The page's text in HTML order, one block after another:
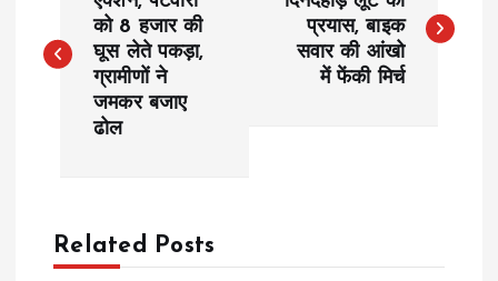
s
a
को 8 हजार की
घूस लेते पकड़ा,
ग्रामीणों ने
जमकर बजाए
ढोल
प्रयास, बाइक
सवार की आंखो
में फेंकी मिर्च
Related Posts